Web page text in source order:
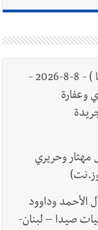
وفاة دايفيد علي غازي غريري في أميركا (أريزونا ) - 8-8-2026 -
واروادي وعفارة
هدية إبراهيم مهتار - 9-8-2026 آل مهتار وحريري
الحاجة وداد علي الحاج داوود 8-8-2026 آل الأحمد وداوود
صيدا – لبنان-